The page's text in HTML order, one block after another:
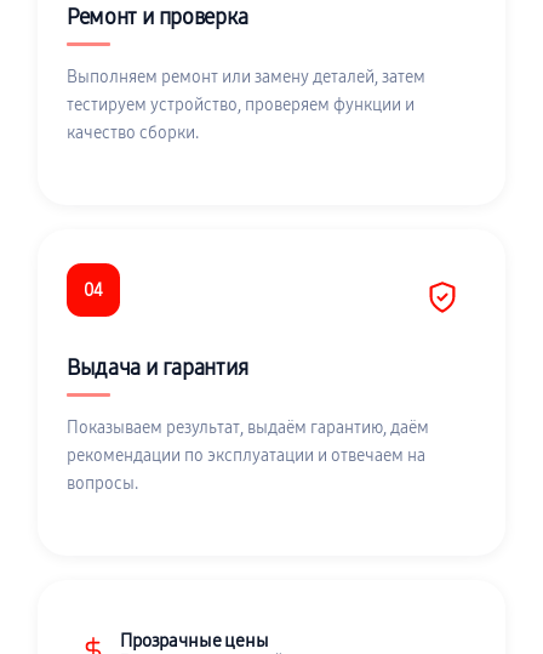
Ремонт и проверка
Выполняем ремонт или замену деталей, затем
тестируем устройство, проверяем функции и
качество сборки.
04
Выдача и гарантия
Показываем результат, выдаём гарантию, даём
рекомендации по эксплуатации и отвечаем на
вопросы.
Прозрачные цены